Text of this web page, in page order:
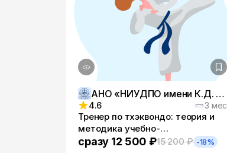
АНО «НИУДПО имени К.Д. Ушинского»
4.6 3 мес
Тренер по тхэквондо: теория и
методика учебно-
тренировочного процесса
сразу 12 500 ₽15 200 ₽ -18%